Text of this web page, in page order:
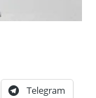
Telegram